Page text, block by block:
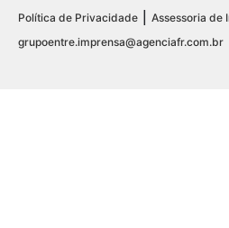
Política de Privacidade | Assessoria de
grupoentre.imprensa@agenciafr.com.br